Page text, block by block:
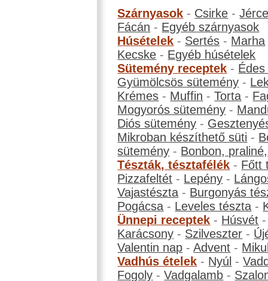
Szárnyasok - Csirke -
Fácán - Egyéb szárnyasok
Húsételek - Sertés - Marha
Kecske - Egyéb húsételek
Sütemény receptek -
Gyümölcsös sütemény -
Krémes - Muffin -Torta -
Mogyorós sütemény -
Diós sütemény -
Mikroban készíthető süti -
sütemény - Bonbon,
Tészták, tésztafélék - Főtt
Pizzafeltét - Lepény -
Vajastészta - Burgonyás
Pogácsa - Leveles tészta -
Ünnepi receptek - Húsvét
Karácsony - Szilveszter -
Valentin nap -Advent -
Vadhús ételek - Nyúl -
Fogoly -Vadgalamb -